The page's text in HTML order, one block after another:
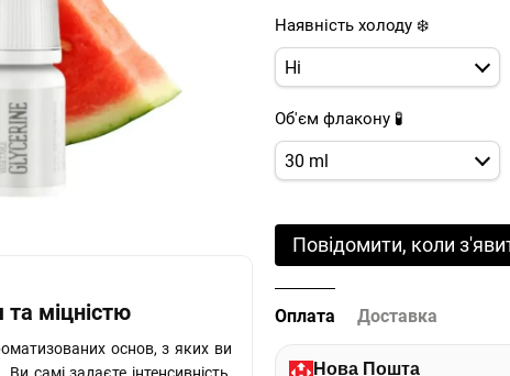
міцністю
основ, з яких ви
. Ви самі задаєте інтенсивність,
Наявність холоду ❄️
Ні
Об'єм флакону 🧪
30 ml
Повідомити, коли
Оплата Доставка
Нова Пошта